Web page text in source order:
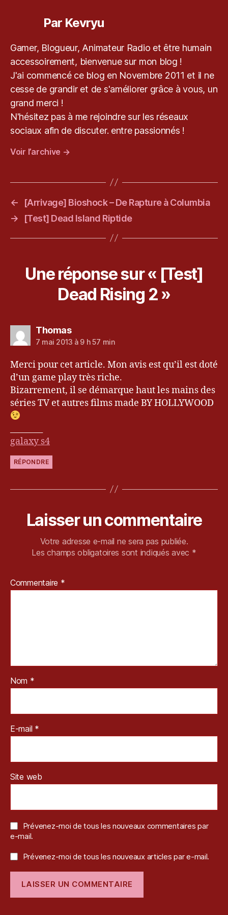
u,
bl
o
g
d
e
e
v
u
Par Kevryu
Gamer, Blogueur, Animateur Radio et être humain
accessoirement, bienvenue sur mon blog !
J'ai commencé ce blog en Novembre 2011 et il ne
cesse de grandir et de s'améliorer grâce à vous, un
grand merci !
N'hésitez pas à me rejoindre sur les réseaux
sociaux afin de discuter. entre passionnés !
Voir l’archive →
←
[Arrivage] Bioshock – De Rapture à Columbia
→
[Test] Dead Island Riptide
Une réponse sur « [Test]
Dead Rising 2 »
Thomasdit :
7 mai 2013 à 9 h 57 min
Merci pour cet article. Mon avis est qu’il est doté
d’un game play très riche.
Bizarrement, il se démarque haut les mains des
séries TV et autres films made BY HOLLYWOOD
galaxy s4
RÉPONDRE
Laisser un commentaire
Votre adresse e-mail ne sera pas publiée.
Les champs obligatoires sont indiqués avec *
Commentaire *
Nom *
E-mail *
Site web
Prévenez-moi de tous les nouveaux commentaires par
e-mail.
Prévenez-moi de tous les nouveaux articles par e-mail.